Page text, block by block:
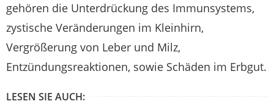
gehören die Unterdrückung des Immunsystems,
zystische Veränderungen im Kleinhirn,
Vergrößerung von Leber und Milz,
Entzündungsreaktionen, sowie Schäden im Erbgut.
LESEN SIE AUCH: